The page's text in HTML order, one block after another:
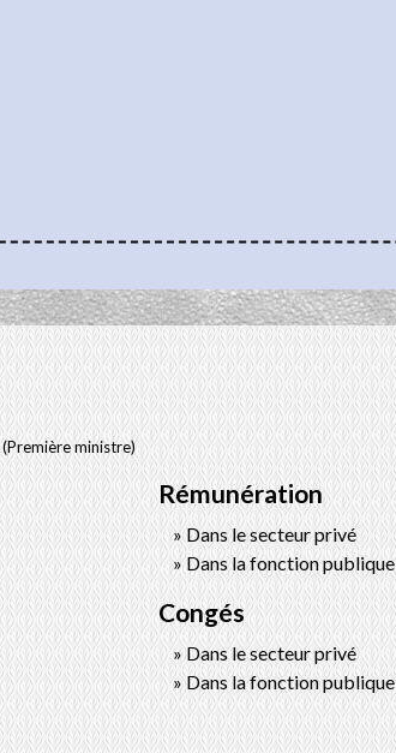
ministre)
Rémunération
Dans le secteur privé
Dans la fonction publique
Congés
Dans le secteur privé
Dans la fonction publique